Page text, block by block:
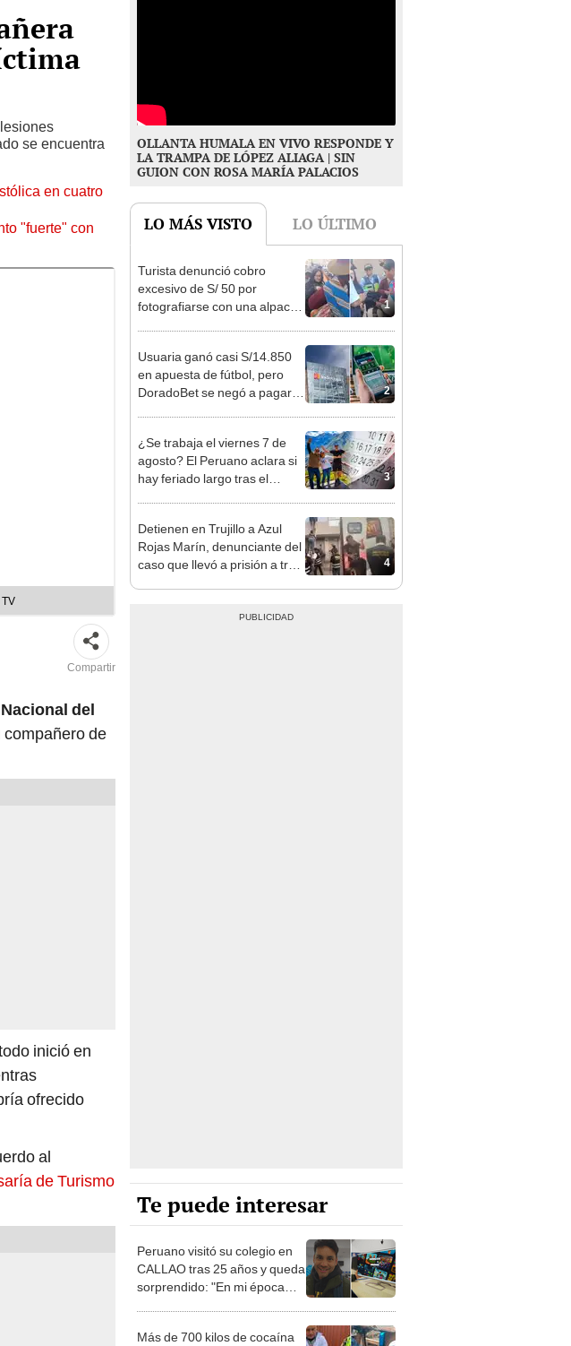
se encuentra
en cuatro
"fuerte" con
Compartir
del
compañero de
inició en
ofrecido
al
de Turismo
OLLANTA HUMALA EN VIVO RESPONDE Y
LA TRAMPA DE LÓPEZ ALIAGA | SIN
GUION CON ROSA MARÍA PALACIOS
LO MÁS VISTO LO ÚLTIMO
1
Turista denunció cobro
excesivo de S/ 50 por
fotografiarse con una alpaca
2
Usuaria ganó casi S/14.850
en apuesta de fútbol, pero
DoradoBet se negó a pagar:
3
¿Se trabaja el viernes 7 de
agosto? El Peruano aclara si
hay feriado largo tras el
4
Detienen en Trujillo a Azul
Rojas Marín, denunciante del
caso que llevó a prisión a tres
Te puede interesar
Peruano visitó su colegio en
CALLAO tras 25 años y queda
sorprendido: "En mi época
Más de 700 kilos de cocaína